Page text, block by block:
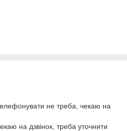
не треба, чекаю на
на дзвінок, треба уточнити